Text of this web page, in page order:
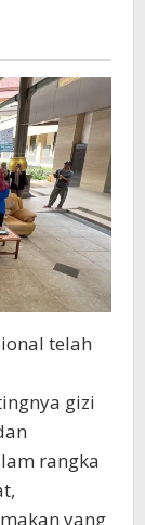
telah
gizi
rangka
yang